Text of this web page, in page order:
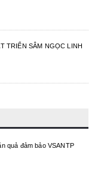
TRIỂN SÂM NGỌC LINH
quả đảm bảo VSANTP